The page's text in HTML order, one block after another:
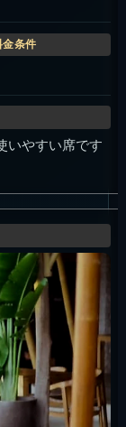
いやすい席です